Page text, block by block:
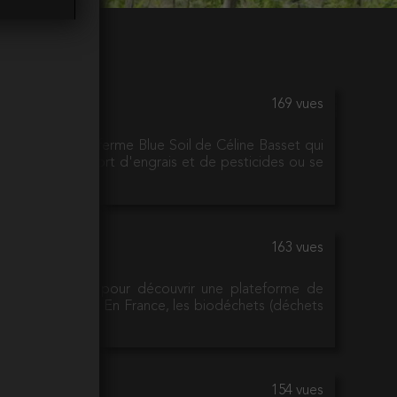
de la ferme Blue Soil de Céline Basset qui
limiter l'apport d'engrais et de pesticides ou se
169 vues
dans le Diois pour découvrir une plateforme de
territoire rural. En France, les biodéchets (déchets
163 vues
154 vues